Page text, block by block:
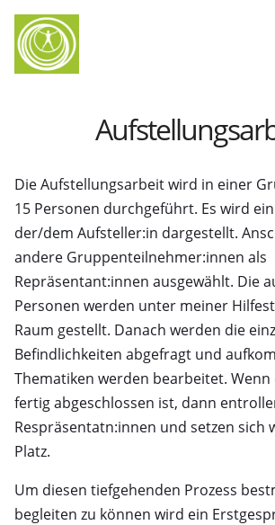
Die Aufstellungsarbeit wird in einer
15 Personen durchgeführt. Es wird
der/dem Aufsteller:in dargestellt.
andere Gruppenteilnehmer:innen als
Repräsentant:innen ausgewählt. Die
Personen werden unter meiner
Raum gestellt. Danach werden die
Befindlichkeiten abgefragt und
Thematiken werden bearbeitet.
fertig abgeschlossen ist, dann
Respräsentatn:innen und setzen sich
Platz.
Um diesen tiefgehenden Prozess
begleiten zu können wird ein